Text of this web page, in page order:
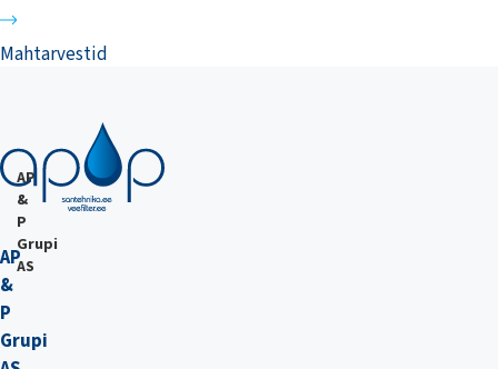
Mahtarvestid
AP
&
P
Grupi
AP
&
P
Grupi
AS